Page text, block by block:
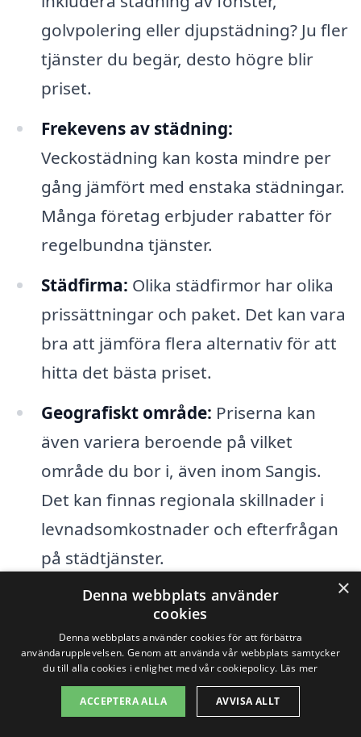
golvpolering eller djupstädning? Ju fler
tjänster du begär, desto högre blir
priset.
Frekevens av städning:
Veckostädning kan kosta mindre per
gång jämfört med enstaka städningar.
Många företag erbjuder rabatter för
regelbundna tjänster.
Städfirma: Olika städfirmor har olika
prissättningar och paket. Det kan vara
bra att jämföra flera alternativ för att
hitta det bästa priset.
Geografiskt område: Priserna kan
även variera beroende på vilket
område du bor i, även inom Sangis.
Det kan finnas regionala skillnader i
levnadsomkostnader och efterfrågan
på städtjänster.
Sammanfattningsvis är det viktigt att ta
hänsyn till dina specifika behov och
jämföra flera olika offerter för hemstäd i
Sangis. Genom att använda vår plattform
×
Denna webbplats använder
cookies
Denna webbplats använder cookies för att förbättra
användarupplevelsen. Genom att använda vår webbplats samtycker
du till alla cookies i enlighet med vår cookiepolicy. Läs mer
ACCEPTERA ALLA AVVISA ALLT